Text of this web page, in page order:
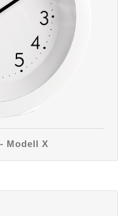
Modell X